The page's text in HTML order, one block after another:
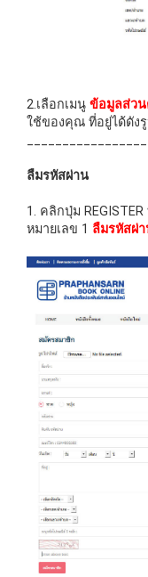
2.เลือกเมนู ข้อมูลส่วน
ใช้ของคุณ ที่อยู่ได้ดัง
ลืมรหัสผ่าน
1. คลิกปุ่ม
หมายเลข 1 ลืมรหัสผ่